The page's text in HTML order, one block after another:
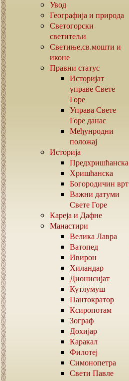
Увод
Географија и природа
Светогорски
светитељи
Светиње,св.мошти и
иконе
Правни статус
Историјат
управе Свете
Горе
Управа Свете
Горе данас
Међунродни
положај
Историја
Предхришћанска
Хришћанска
Богородичин врт
Важни датуми
Свете Горе
Кареја и Дафне
Манастири
Велика Лавра
Ватопед
Ивирон
Хиландар
Дионисијат
Кутлумуш
Пантократор
Ксиропотам
Зограф
Дохијар
Каракал
Филотеј
Симонопетра
Свети Павле